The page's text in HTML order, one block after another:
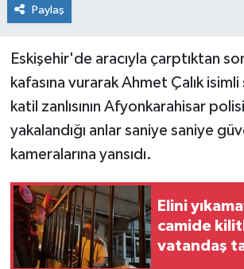
Paylaş
Eskişehir'de aracıyla çarptıktan
kafasına vurarak Ahmet Çalık isimli
katil zanlısının Afyonkarahisar
yakalandığı anlar saniye saniye
kameralarına yansıdı.
Elini
camide
vatandaş